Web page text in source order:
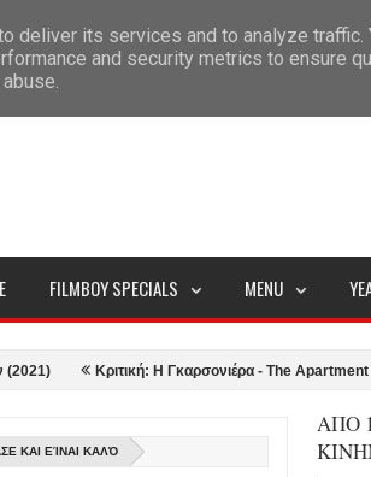
SITEMAP
FILMBOY SPECIALS MENU
Κριτική: Η Γκαρσονιέρα - The Apartment (1960)
ΚΑΙ ΕΊΝΑΙ ΚΑΛΌ
ΑΠΟ
deliver its services and to analyze traffic.
and security metrics to ensure